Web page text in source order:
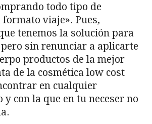
todo tipo de
formato viaje». Pues,
tenemos la solución para
sin renunciar a aplicarte
productos de la mejor
de la cosmética low cost
en cualquier
y con la que en tu neceser no